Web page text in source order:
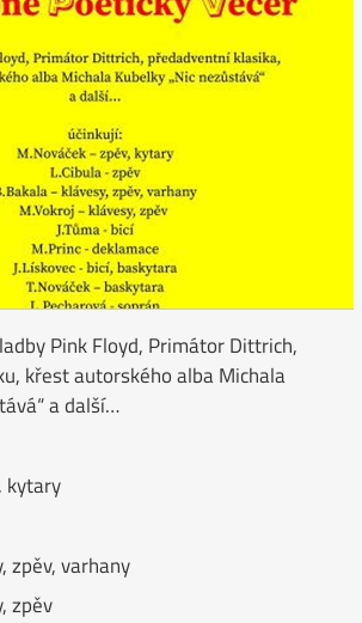
Pink Floyd, Primátor Dittrich,
křest autorského alba Michala
a další…
kytary
zpěv, varhany
zpěv